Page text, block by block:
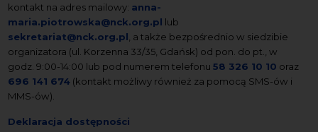
kontakt na adres mailowy: anna-
maria.piotrowska@nck.org.pl lub
sekretariat@nck.org.pl , a także bezpośrednio w siedzibie
organizatora (ul. Korzenna 33/35, Gdańsk) od pon. do pt., w
godz. 9:00-14:00 lub pod numerem telefonu58 326 10 10 oraz
696 141 674 (kontakt możliwy również za pomocą SMS-ów i
MMS-ów).
Deklaracja dostępności